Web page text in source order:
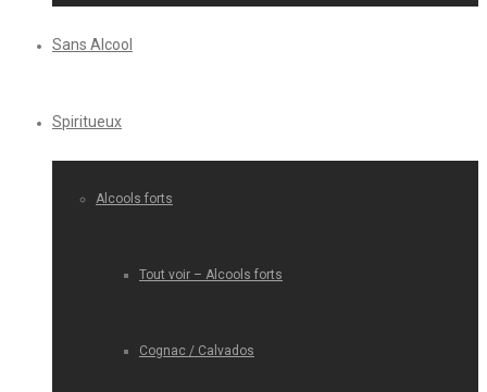
Sans Alcool
Spiritueux
Alcools forts
Tout voir – Alcools forts
Cognac / Calvados